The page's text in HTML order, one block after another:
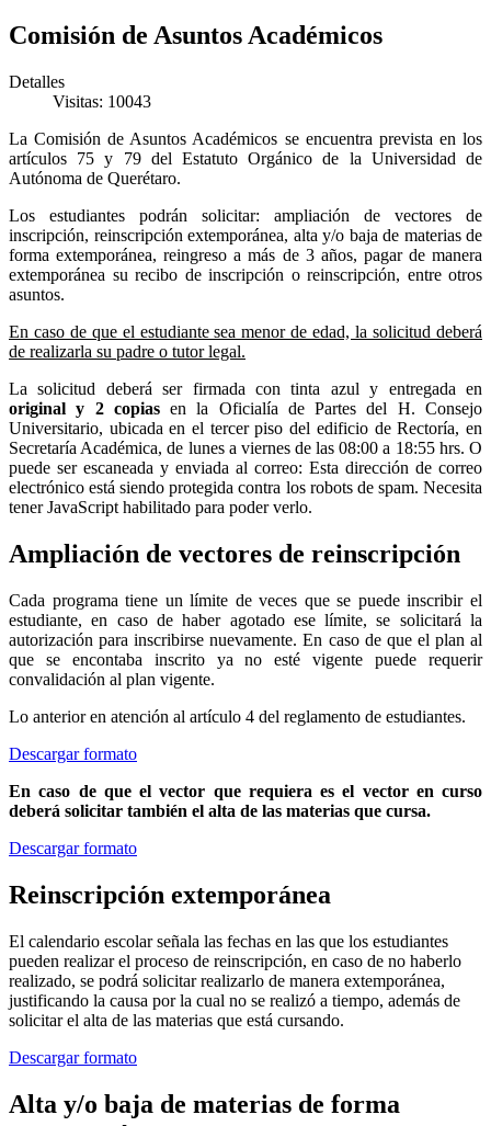
Comisión de Asuntos Académicos
Detalles
Visitas: 10043
La Comisión de Asuntos Académicos se encuentra prevista en los
artículos 75 y 79 del Estatuto Orgánico de la Universidad de
Autónoma de Querétaro.
Los estudiantes podrán solicitar: ampliación de vectores de
inscripción, reinscripción extemporánea, alta y/o baja de materias de
forma extemporánea, reingreso a más de 3 años, pagar de manera
extemporánea su recibo de inscripción o reinscripción, entre otros
asuntos.
En caso de que el estudiante sea menor de edad, la solicitud deberá
de realizarla su padre o tutor legal.
La solicitud deberá ser firmada con tinta azul y entregada en
original y 2 copiasen la Oficialía de Partes del H. Consejo
Universitario, ubicada en el tercer piso del edificio de Rectoría, en
Secretaría Académica, de lunes a viernes de las 08:00 a 18:55 hrs. O
puede ser escaneada y enviada al correo: Esta dirección de correo
electrónico está siendo protegida contra los robots de spam. Necesita
tener JavaScript habilitado para poder verlo.
Ampliación de vectores de reinscripción
Cada programa tiene un límite de veces que se puede inscribir el
estudiante, en caso de haber agotado ese límite, se solicitará la
autorización para inscribirse nuevamente. En caso de que el plan al
que se encontaba inscrito ya no esté vigente puede requerir
convalidación al plan vigente.
Lo anterior en atención al artículo 4 del reglamento de estudiantes.
Descargar formato
En caso de que el vector que requiera es el vector en curso
deberá solicitar también el alta de las materias que cursa.
Descargar formato
Reinscripción extemporánea
El calendario escolar señala las fechas en las que los estudiantes
pueden realizar el proceso de reinscripción, en caso de no haberlo
realizado, se podrá solicitar realizarlo de manera extemporánea,
justificando la causa por la cual no se realizó a tiempo, además de
solicitar el alta de las materias que está cursando.
Descargar formato
Alta y/o baja de materias de forma